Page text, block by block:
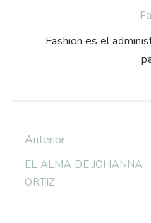
Fashion es el
Anterior
EL ALMA DE JOHANNA
ORTIZ